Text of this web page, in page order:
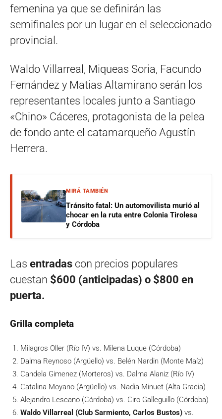
femenina ya que se definirán las
semifinales por un lugar en el seleccionado
provincial.
Waldo Villarreal, Miqueas Soria, Facundo
Fernández y Matias Altamirano serán los
representantes locales junto a Santiago
«Chino» Cáceres, protagonista de la pelea
de fondo ante el catamarqueño Agustín
Herrera.
MIRÁ TAMBIÉN
Tránsito fatal: Un automovilista murió al
chocar en la ruta entre Colonia Tirolesa
y Córdoba
Las entradas con precios populares
cuestan $600 (anticipadas) o $800 en
puerta.
Grilla completa
Milagros Oller (Río IV) vs. Milena Luque (Córdoba)
Dalma Reynoso (Argüello) vs. Belén Nardin (Monte Maíz)
Candela Gimenez (Morteros) vs. Dalma Alaniz (Río IV)
Catalina Moyano (Argüello) vs. Nadia Minuet (Alta Gracia)
Alejandro Lescano (Córdoba) vs. Ciro Galleguillo (Córdoba)
Waldo Villarreal (Club Sarmiento, Carlos Bustos) vs.